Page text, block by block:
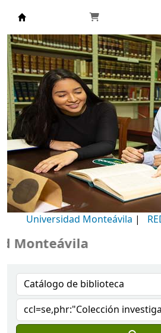
Biblioteca Universidad
Universidad Monteávila |